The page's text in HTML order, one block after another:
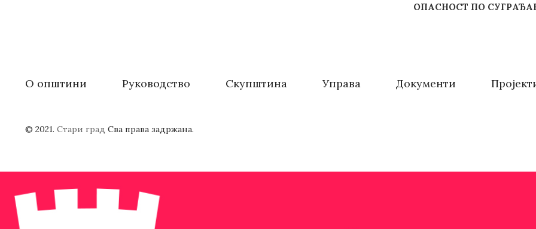
ОПАСНОСТ ПО
О општини Руководство Скупштина Управа Документи
© 2021. Стари град Сва права задржана.